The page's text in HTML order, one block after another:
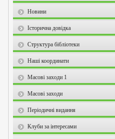
Новини
Історична довідка
Структура бібліотеки
Наші координати
Масові заходи 1
Масові заходи
Періодичні видання
Клуби за інтересами